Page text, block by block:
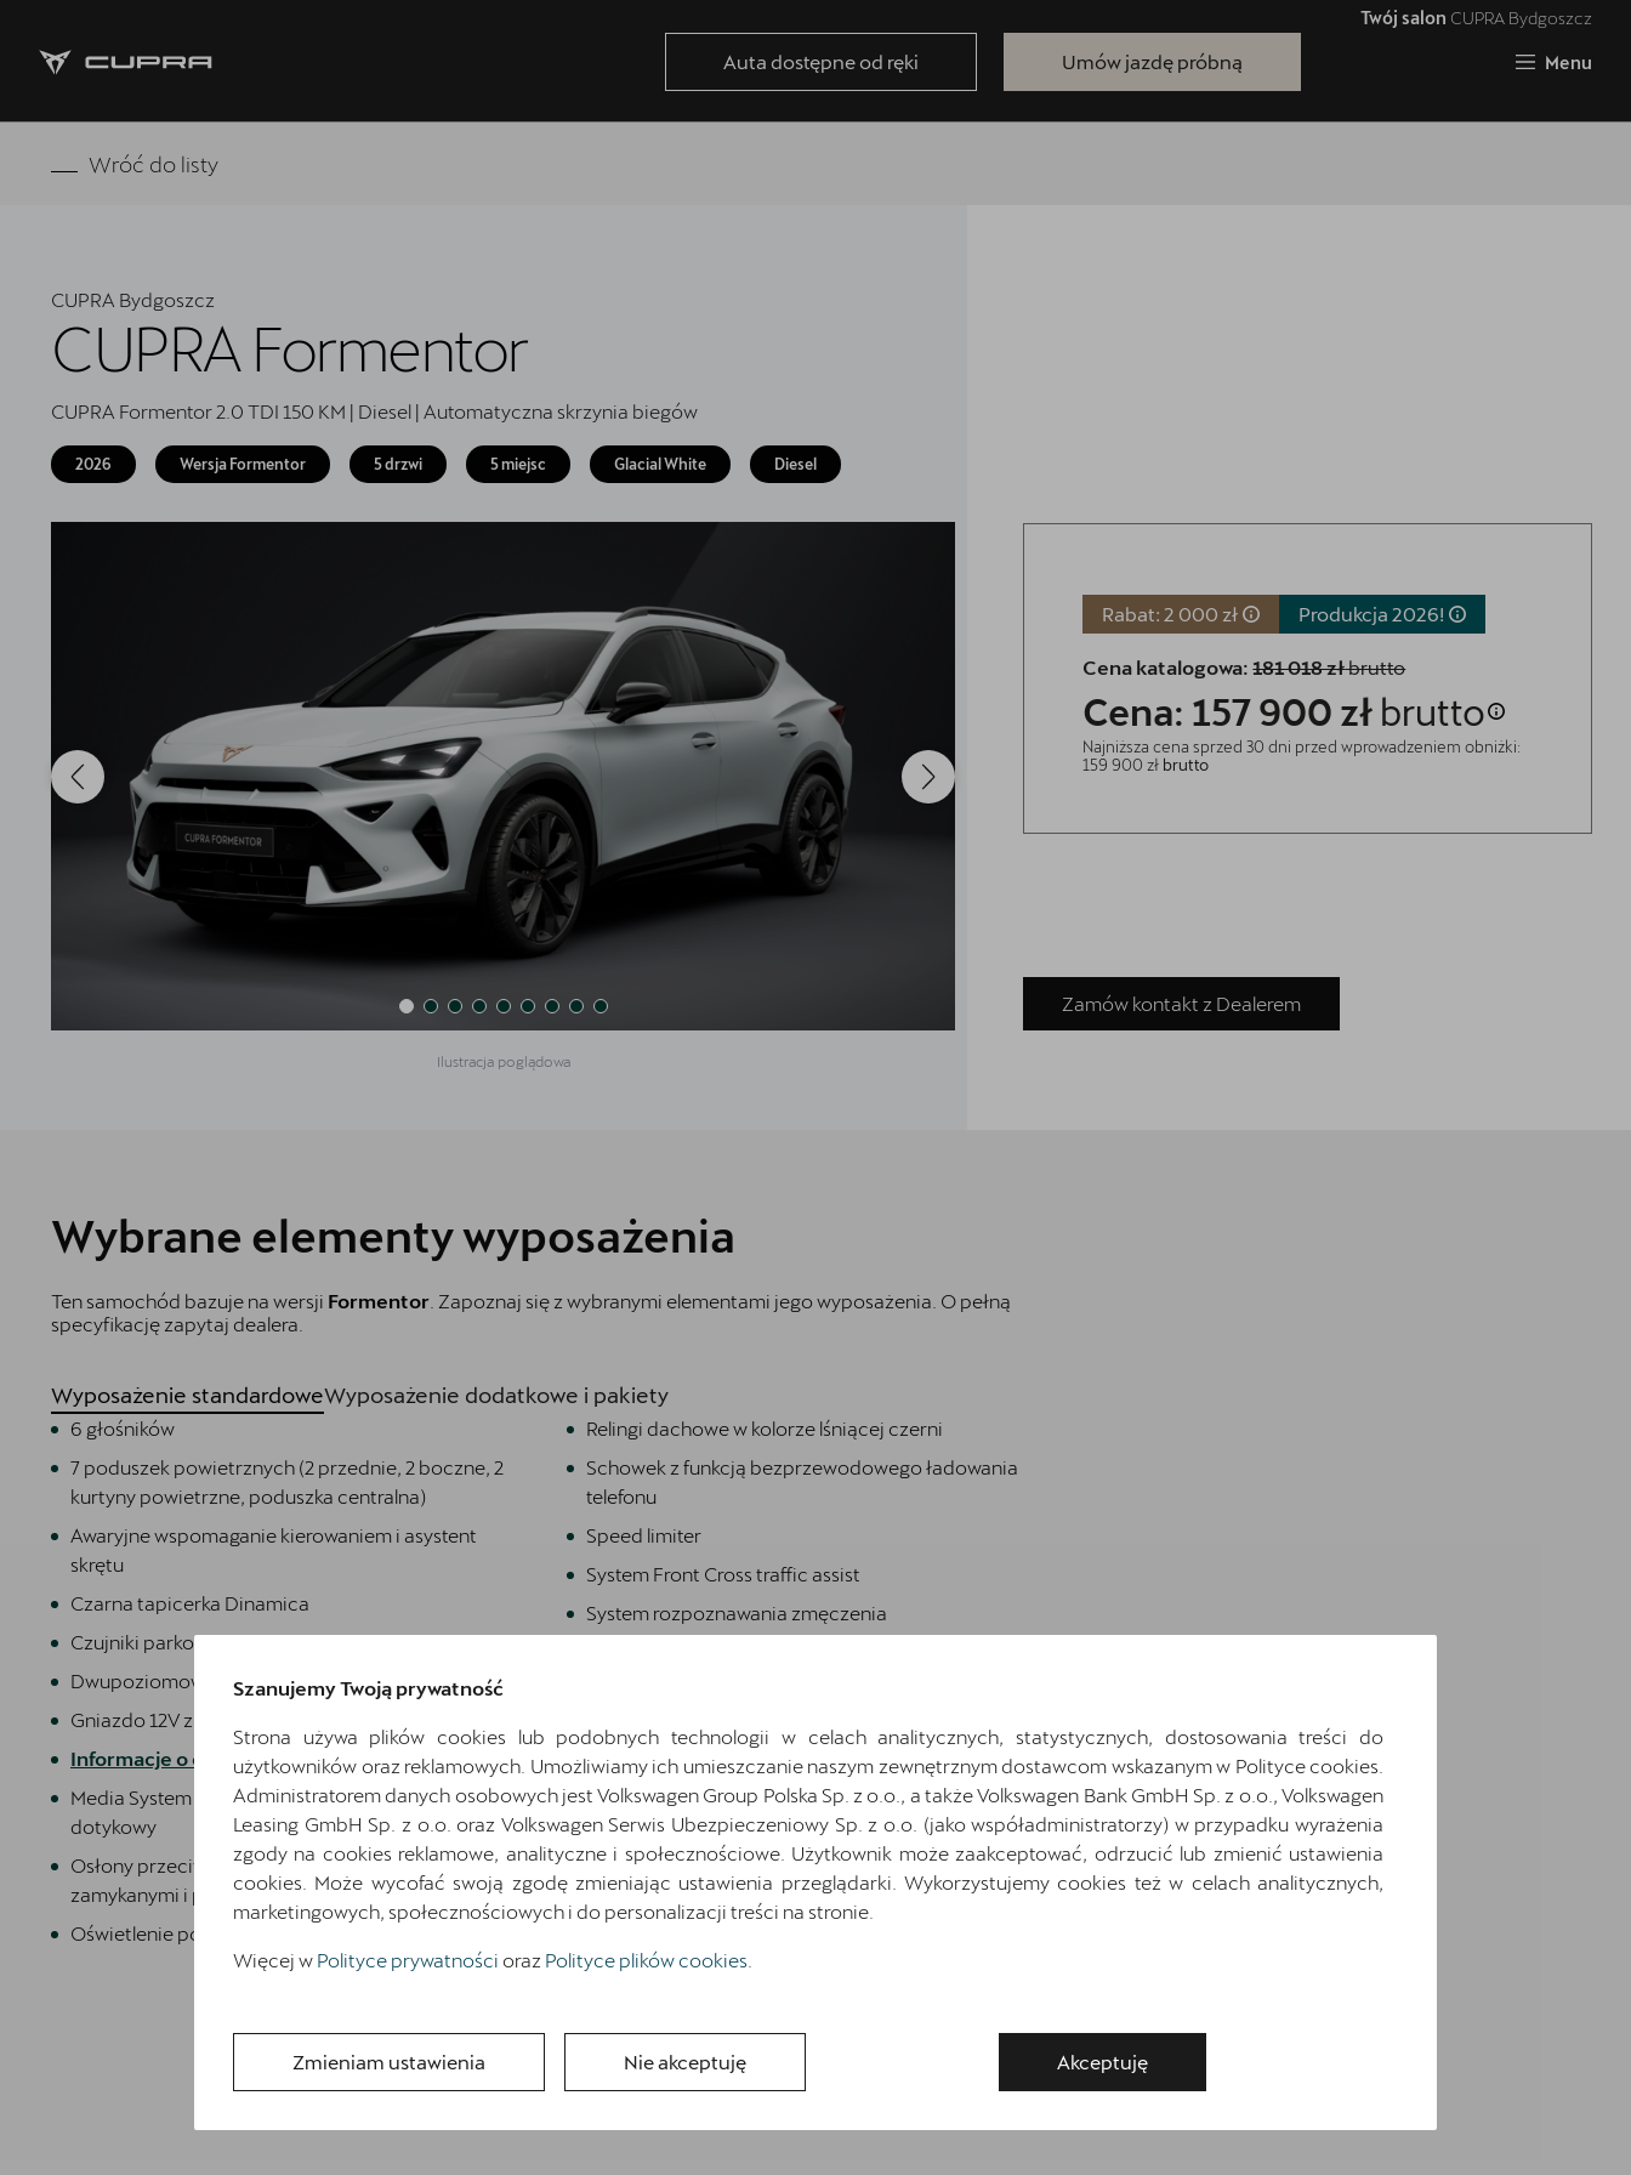
Twój salon CUPRA Bydgoszcz
Auta dostępne od ręki Umów jazdę próbną Menu
Zamknij
Strona główna
Oferta i aktualności
Samochody dostępne od ręki
Jazda próbna CUPRĄ
CUPRA For Business
Oryginalne części zamienne
Kontakt
Wróć do listy
CUPRA Bydgoszcz
CUPRA Formentor
CUPRA Formentor 2.0 TDI 150 KM | Diesel | Automatyczna skrzynia biegów
2026 Wersja Formentor 5 drzwi 5 miejsc Glacial White Diesel
Ilustracja poglądowa
Rabat: 2 000 zł Produkcja 2026!
Cena katalogowa: 181 018 złbrutto
Cena: 157 900 zł brutto
Najniższa cena sprzed 30 dni przed wprowadzeniem obniżki:
159 900 zł brutto
Zamów kontakt z Dealerem
Wybrane elementy wyposażenia
Ten samochód bazuje na wersji Formentor . Zapoznaj się z wybranymi elementami jego wyposażenia. O pełną
specyfikację zapytaj dealera.
Wyposażenie standardoweWyposażenie dodatkowe i pakiety
6 głośników
7 poduszek powietrznych (2 przednie, 2 boczne, 2
kurtyny powietrzne, poduszka centralna)
Awaryjne wspomaganie kierowaniem i asystent
skrętu
Czarna tapicerka Dinamica
Czujniki parkowania z przodu i z tyłu
Dwupoziomowa podłoga bagażnika
Gniazdo 12V z przodu i 230V w bagażniku
Informacje o oponach
Media System Plus: 12.9-calowy kolorowy ekran
dotykowy
Osłony przeciwsłoneczne kierowcy i pasażera z
zamykanymi i podświetlanymi lusterkami
Oświetlenie powitalne LED w lusterkach bocznych
Relingi dachowe w kolorze lśniącej czerni
Schowek z funkcją bezprzewodowego ładowania
telefonu
Speed limiter
System Front Cross traffic assist
System rozpoznawania zmęczenia
Zaczepy Isofix/i-Size i Top Tether na zewn.
miejscach tylnej kanapy oraz zaczep Isofix/i-Size
na fotelu pasazera
Światła do jazdy dziennej LED z automatyczną
funkcją opóźnionego wyłączania świateł Coming
and Leaving Home
Zamów kontakt
Szanujemy Twoją prywatność
Strona używa plików cookies lub podobnych technologii w celach analitycznych, statystycznych, dostosowania treści do
użytkowników oraz reklamowych. Umożliwiamy ich umieszczanie naszym zewnętrznym dostawcom wskazanym w Polityce cookies.
Administratorem danych osobowych jest Volkswagen Group Polska Sp. z o.o., a także Volkswagen Bank GmbH Sp. z o.o., Volkswagen
Leasing GmbH Sp. z o.o. oraz Volkswagen Serwis Ubezpieczeniowy Sp. z o.o. (jako współadministratorzy) w przypadku wyrażenia
zgody na cookies reklamowe, analityczne i społecznościowe. Użytkownik może zaakceptować, odrzucić lub zmienić ustawienia
cookies. Może wycofać swoją zgodę zmieniając ustawienia przeglądarki. Wykorzystujemy cookies też w celach analitycznych,
marketingowych, społecznościowych i do personalizacji treści na stronie.
Więcej w Polityce prywatności oraz Polityce plików cookies
Zmieniam ustawienia Nie akceptuję Akceptuję